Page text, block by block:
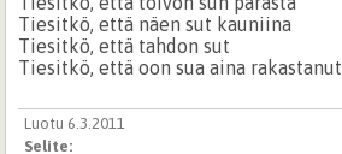
Tiesitkö, että näen sut kauniina
Tiesitkö, että tahdon sut
Tiesitkö, että oon sua aina rakastanut
Luotu 6.3.2011
Selite: